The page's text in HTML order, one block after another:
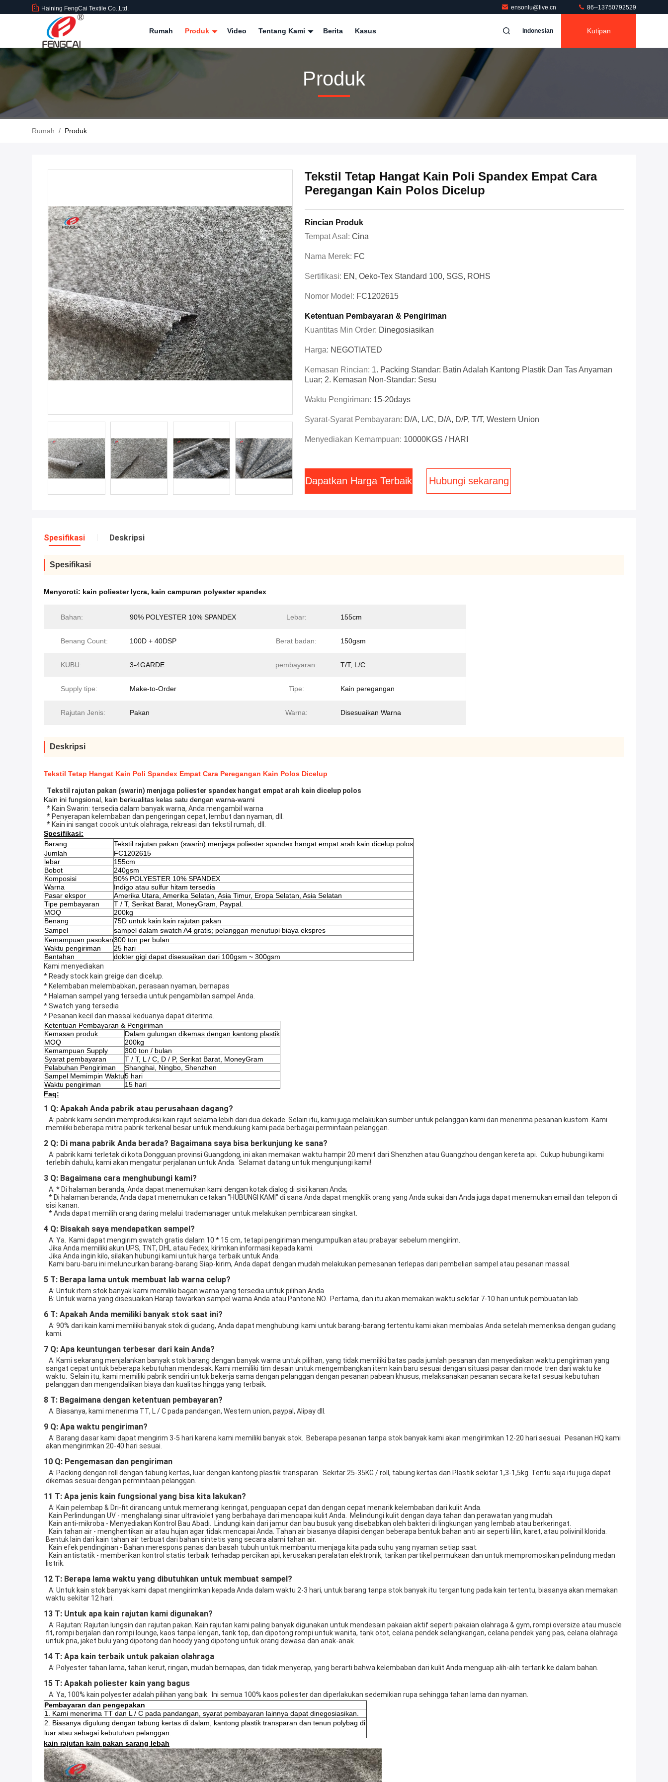
Haining FengCai Textile Co.,Ltd. ensonlu@live.cn 86--13750792529
Rumah Produk Video Tentang Kami Berita Kasus Indonesian Kutipan
Produk
Rumah / Produk
Tekstil Tetap Hangat Kain Poli Spandex Empat Cara
Peregangan Kain Polos Dicelup
Rincian Produk
Tempat Asal: Cina
Nama Merek: FC
Sertifikasi: EN, Oeko-Tex Standard 100, SGS, ROHS
Nomor Model: FC1202615
Ketentuan Pembayaran & Pengiriman
Kuantitas Min Order: Dinegosiasikan
Harga: NEGOTIATED
Kemasan Rincian: 1. Packing Standar: Batin Adalah Kantong Plastik Dan Tas Anyaman
Luar; 2. Kemasan Non-Standar: Sesu
Waktu Pengiriman: 15-20days
Syarat-Syarat Pembayaran: D/A, L/C, D/A, D/P, T/T, Western Union
Menyediakan Kemampuan: 10000KGS / HARI
Dapatkan Harga Terbaik Hubungi sekarang
Spesifikasi Deskripsi
Spesifikasi
Menyoroti: kain poliester lycra, kain campuran polyester spandex
Bahan: 90% POLYESTER 10% SPANDEX Lebar: 155cm
Benang Count: 100D + 40DSP Berat badan: 150gsm
KUBU: 3-4GARDE pembayaran: T/T, L/C
Supply tipe: Make-to-Order Tipe: Kain peregangan
Rajutan Jenis: Pakan Warna: Disesuaikan Warna
Deskripsi
Tekstil Tetap Hangat Kain Poli Spandex Empat Cara Peregangan Kain Polos Dicelup
Tekstil rajutan pakan (swarin) menjaga poliester spandex hangat empat arah kain dicelup polos
Kain ini fungsional, kain berkualitas kelas satu dengan warna-warni
* Kain Swarin: tersedia dalam banyak warna, Anda mengambil warna
* Penyerapan kelembaban dan pengeringan cepat, lembut dan nyaman, dll.
* Kain ini sangat cocok untuk olahraga, rekreasi dan tekstil rumah, dll.
Spesifikasi:
Barang
Tekstil rajutan pakan (swarin) menjaga poliester spandex hangat empat arah kain dicelup polos
Jumlah
FC1202615
lebar
155cm
Bobot
240gsm
Komposisi
90% POLYESTER 10% SPANDEX
Warna
Indigo atau sulfur hitam tersedia
Pasar ekspor
Amerika Utara, Amerika Selatan, Asia Timur, Eropa Selatan, Asia Selatan
Tipe pembayaran
T / T, Serikat Barat, MoneyGram, Paypal.
MOQ
200kg
Benang
75D untuk kain kain rajutan pakan
Sampel
sampel dalam swatch A4 gratis; pelanggan menutupi biaya ekspres
Kemampuan pasokan300 ton per bulan
Waktu pengiriman
25 hari
Bantahan
dokter gigi dapat disesuaikan dari 100gsm ~ 300gsm
Kami menyediakan
* Ready stock kain greige dan dicelup.
* Kelembaban melembabkan, perasaan nyaman, bernapas
* Halaman sampel yang tersedia untuk pengambilan sampel Anda.
* Swatch yang tersedia
* Pesanan kecil dan massal keduanya dapat diterima.
Ketentuan Pembayaran & Pengiriman
Kemasan produk
Dalam gulungan dikemas dengan kantong plastik
MOQ
200kg
Kemampuan Supply
300 ton / bulan
Syarat pembayaran
T / T, L / C, D / P, Serikat Barat, MoneyGram
Pelabuhan Pengiriman
Shanghai, Ningbo, Shenzhen
Sampel Memimpin Waktu5 hari
Waktu pengiriman
15 hari
Faq:
1 Q: Apakah Anda pabrik atau perusahaan dagang?
memiliki beberapa mitra pabrik terkenal besar untuk mendukung kami pada berbagai permintaan pelanggan.
2 Q: Di mana pabrik Anda berada? Bagaimana saya bisa berkunjung ke sana?
terlebih dahulu, kami akan mengatur perjalanan untuk Anda.  Selamat datang untuk mengunjungi kami!
3 Q: Bagaimana cara menghubungi kami?
  A: * Di halaman beranda, Anda dapat menemukan kami dengan kotak dialog di sisi kanan Anda;
sisi kanan.
  * Anda dapat memilih orang daring melalui trademanager untuk melakukan pembicaraan singkat.
4 Q: Bisakah saya mendapatkan sampel?
  A: Ya.  Kami dapat mengirim swatch gratis dalam 10 * 15 cm, tetapi pengiriman mengumpulkan atau prabayar sebelum mengirim.
  Jika Anda memiliki akun UPS, TNT, DHL atau Fedex, kirimkan informasi kepada kami.
  Jika Anda ingin kilo, silakan hubungi kami untuk harga terbaik untuk Anda.
  Kami baru-baru ini meluncurkan barang-barang Siap-kirim, Anda dapat dengan mudah melakukan pemesanan terlepas dari pembelian sampel atau pesanan massal.
5 T: Berapa lama untuk membuat lab warna celup?
  A: Untuk item stok banyak kami memiliki bagan warna yang tersedia untuk pilihan Anda
  B: Untuk warna yang disesuaikan Harap tawarkan sampel warna Anda atau Pantone NO.  Pertama, dan itu akan memakan waktu sekitar 7-10 hari untuk pembuatan lab.
6 T: Apakah Anda memiliki banyak stok saat ini?
kami.
7 Q: Apa keuntungan terbesar dari kain Anda?
sangat cepat untuk beberapa kebutuhan mendesak. Kami memiliki tim desain untuk mengembangkan item kain baru sesuai dengan situasi pasar dan mode tren dari waktu ke
waktu.  Selain itu, kami memiliki pabrik sendiri untuk bekerja sama dengan pelanggan dengan pesanan pabean khusus, melaksanakan pesanan secara ketat sesuai kebutuhan
pelanggan dan mengendalikan biaya dan kualitas hingga yang terbaik.
8 T: Bagaimana dengan ketentuan pembayaran?
  A: Biasanya, kami menerima TT, L / C pada pandangan, Western union, paypal, Alipay dll.
9 Q: Apa waktu pengiriman?
akan mengirimkan 20-40 hari sesuai.
10 Q: Pengemasan dan pengiriman
dikemas sesuai dengan permintaan pelanggan.
11 T: Apa jenis kain fungsional yang bisa kita lakukan?
  A: Kain pelembap & Dri-fit dirancang untuk memerangi keringat, penguapan cepat dan dengan cepat menarik kelembaban dari kulit Anda.
  Kain Perlindungan UV - menghalangi sinar ultraviolet yang berbahaya dari mencapai kulit Anda.  Melindungi kulit dengan daya tahan dan perawatan yang mudah.
  Kain anti-mikroba - Menyediakan Kontrol Bau Abadi.  Lindungi kain dari jamur dan bau busuk yang disebabkan oleh bakteri di lingkungan yang lembab atau berkeringat.
Bentuk lain dari kain tahan air terbuat dari bahan sintetis yang secara alami tahan air.
  Kain efek pendinginan - Bahan merespons panas dan basah tubuh untuk membantu menjaga kita pada suhu yang nyaman setiap saat.
listrik.
12 T: Berapa lama waktu yang dibutuhkan untuk membuat sampel?
waktu sekitar 12 hari.
13 T: Untuk apa kain rajutan kami digunakan?
fit, rompi berjalan dan rompi lounge, kaos tanpa lengan, tank top, dan dipotong rompi untuk wanita, tank otot, celana pendek selangkangan, celana pendek yang pas, celana olahraga
untuk pria, jaket bulu yang dipotong dan hoody yang dipotong untuk orang dewasa dan anak-anak.
14 T: Apa kain terbaik untuk pakaian olahraga
  A: Polyester tahan lama, tahan kerut, ringan, mudah bernapas, dan tidak menyerap, yang berarti bahwa kelembaban dari kulit Anda menguap alih-alih tertarik ke dalam bahan.
15 T: Apakah poliester kain yang bagus
  A: Ya, 100% kain polyester adalah pilihan yang baik.  Ini semua 100% kaos poliester dan diperlakukan sedemikian rupa sehingga tahan lama dan nyaman.
Pembayaran dan pengepakan
1. Kami menerima TT dan L / C pada pandangan, syarat pembayaran lainnya dapat dinegosiasikan.
2. Biasanya digulung dengan tabung kertas di dalam, kantong plastik transparan dan tenun polybag di
luar atau sebagai kebutuhan pelanggan.
kain rajutan kain pakan sarang lebah